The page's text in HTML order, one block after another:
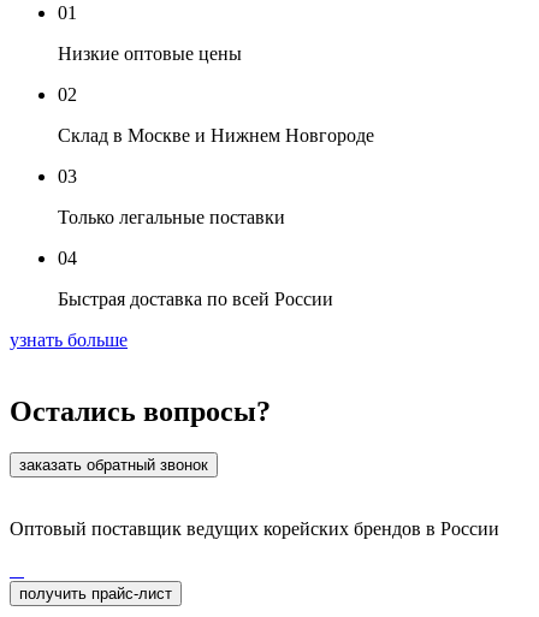
01
Низкие оптовые цены
02
Склад в Москве и Нижнем Новгороде
03
Только легальные поставки
04
Быстрая доставка по всей России
узнать больше
Остались вопросы?
заказать обратный звонок
Оптовый поставщик ведущих корейских брендов в России
получить прайс-лист